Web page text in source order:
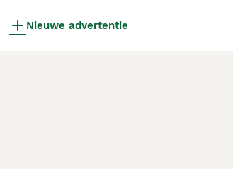
Nieuwe advertentie